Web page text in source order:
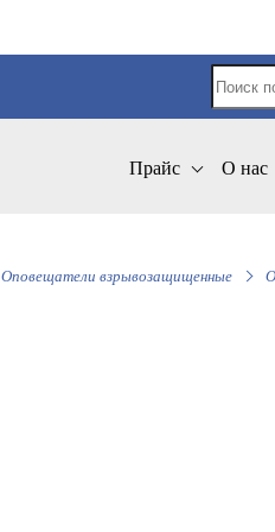
Прайс О нас
Оповещатели взрывозащищенные